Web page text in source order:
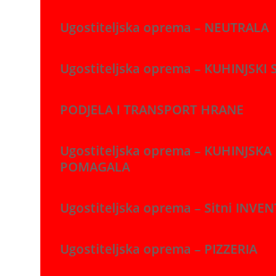
Ugostiteljska oprema – NEUTRALA
Ugostiteljska oprema – KUHINJSKI
PODJELA I TRANSPORT HRANE
Ugostiteljska oprema – KUHINJSKA
POMAGALA
Ugostiteljska oprema – Sitni
Ugostiteljska oprema – PIZZERIA